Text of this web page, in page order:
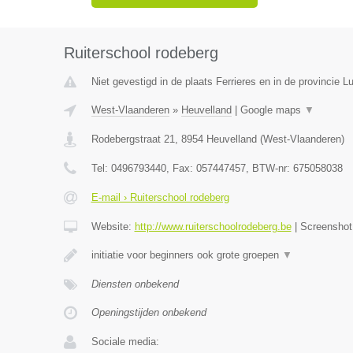
Ruiterschool rodeberg
Niet gevestigd in de plaats Ferrieres en in de provincie
West-Vlaanderen» Heuvelland Google maps ▼
Rodebergstraat 21, 8954 Heuvelland (West-Vlaanderen)
Tel: 0496793440, Fax: 057447457, BTW-nr: 675058038
E-mail › Ruiterschool rodeberg
Website: http://www.ruiterschoolrodeberg.be| Screenshot
initiatie voor beginners ook grote groepen ▼
Diensten onbekend
Openingstijden onbekend
Sociale media: